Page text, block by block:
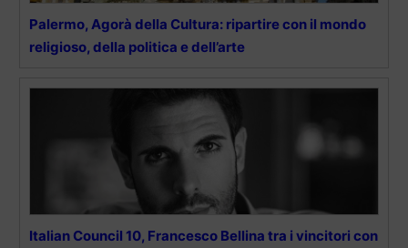
Palermo, Agorà della Cultura: ripartire con il mondo
religioso, della politica e dell’arte
Italian Council 10, Francesco Bellina tra i vincitori con